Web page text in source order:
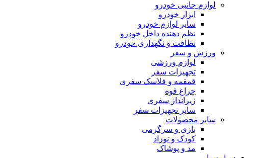
لوازم جانبی خودرو
ابزار خودرو
سایر لوازم خودرو
نظم دهنده داخل خودرو
نظافت و نگهداری خودرو
ورزش و سفر
لوازم ورزشی
تجهیزات سفر
قمقمه و فلاسک سفری
چراغ قوه
زیرانداز سفری
سایر تجهیزات سفر
سایر محصولات
بازی و سرگرمی
کودک و نوزاد
مد و پوشاک